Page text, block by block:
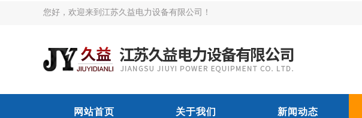
您好，欢迎来到江苏久益电力设备有限公司！
网站首页 关于我们 新闻动态